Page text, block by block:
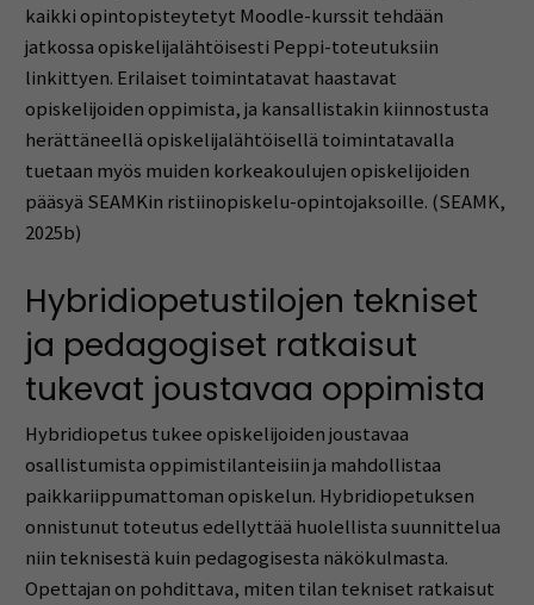
kaikki opintopisteytetyt Moodle-kurssit tehdään
jatkossa opiskelijalähtöisesti Peppi-toteutuksiin
linkittyen. Erilaiset toimintatavat haastavat
opiskelijoiden oppimista, ja kansallistakin kiinnostusta
herättäneellä opiskelijalähtöisellä toimintatavalla
tuetaan myös muiden korkeakoulujen opiskelijoiden
pääsyä SEAMKin ristiinopiskelu-opintojaksoille. (SEAMK,
2025b)
Hybridiopetustilojen tekniset
ja pedagogiset ratkaisut
tukevat joustavaa oppimista
Hybridiopetus tukee opiskelijoiden joustavaa
osallistumista oppimistilanteisiin ja mahdollistaa
paikkariippumattoman opiskelun. Hybridiopetuksen
onnistunut toteutus edellyttää huolellista suunnittelua
niin teknisestä kuin pedagogisesta näkökulmasta.
Opettajan on pohdittava, miten tilan tekniset ratkaisut